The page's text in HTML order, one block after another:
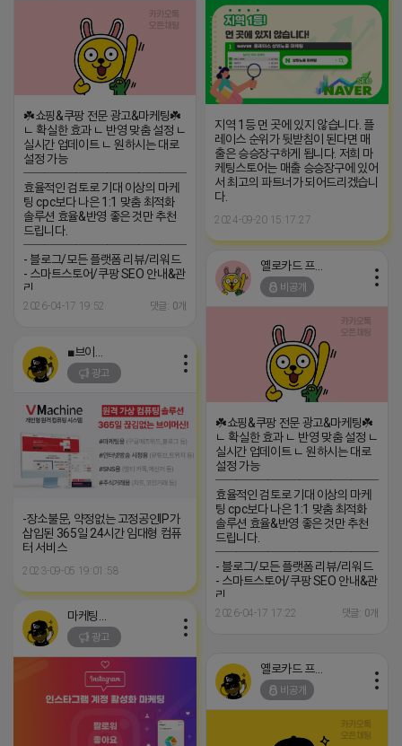
☘️쇼핑&쿠팡 전문 광고&마케팅☘️
ㄴ 확실한 효과 ㄴ 반영 맞춤 설정 ㄴ
실시간 업데이트 ㄴ 원하시는 대로
설정 가능
─────────────────
효율적인 검토로 기대 이상의 마케
팅 cpc보다 나은 1:1 맞춤 최적화
솔루션 효율&반영 좋은 것만 추천
드립니다.
─────────────────
- 블로그/모든 플랫폼 리뷰/리워드
- 스마트스토어/쿠팡 SEO 안내&관
리
─────────────────
2026-04-17 19:52 댓글: 0개
지역 1등 먼 곳에 있지 않습니다. 플
레이스 순위가 뒷받침이 된다면 매
출은 승승장구하게 됩니다. 저희 마
케팅스토어는 매출 승승장구에 있어
서 최고의 파트너가 되어드리겠습니
다.
2024-09-20 15:17:27
옐로카드 프로도
비공개
☘️쇼핑&쿠팡 전문 광고&마케팅☘️
ㄴ 확실한 효과 ㄴ 반영 맞춤 설정 ㄴ
실시간 업데이트 ㄴ 원하시는 대로
설정 가능
─────────────────
효율적인 검토로 기대 이상의 마케
팅 cpc보다 나은 1:1 맞춤 최적화
솔루션 효율&반영 좋은 것만 추천
드립니다.
─────────────────
- 블로그/모든 플랫폼 리뷰/리워드
- 스마트스토어/쿠팡 SEO 안내&관
리
─────────────────
2026-04-17 17:22 댓글: 0개
광고
-장소불문, 약정없는 고정공인IP가
삽입된 365일 24시간 임대형 컴퓨
터 서비스
2023-09-05 19:01:58
광고
옐로카드 프로도
비공개